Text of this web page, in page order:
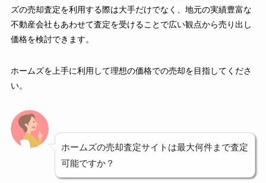
ズの売却査定を利用する際は大手だけでなく、地元の実績豊富な
不動産会社もあわせて査定を受けることで広い観点から売り出し
価格を検討できます。
ホームズを上手に利用して理想の価格での売却を目指してくださ
い。
ホームズの売却査定サイトは最大何件まで査定
可能ですか？